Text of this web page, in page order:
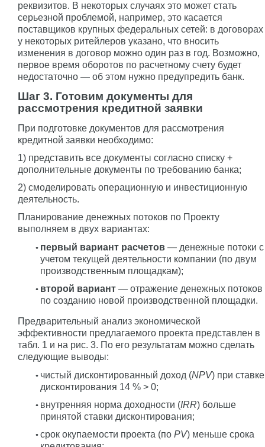
реквизитов. В некоторых случаях это может стать
серьезной проблемой, например, это касается
поставщиков крупных федеральных сетей: в договорах
у некоторых ритейлеров указано, что вносить
изменения в договор можно один раз в год. Возможно,
первое время оборотов по расчетному счету будет
недостаточно — об этом нужно предупредить банк.
Шаг 3. Готовим документы для
рассмотрения кредитной заявки
При подготовке документов для рассмотрения
кредитной заявки необходимо:
1) представить все документы согласно списку +
дополнительные документы по требованию банка;
2) смоделировать операционную и инвестиционную
деятельность.
Планирование денежных потоков по Проекту
выполняем в двух вариантах:
первый вариант расчетов — денежные потоки с
учетом текущей деятельности компании (по двум
производственным площадкам);
второй вариант — отражение денежных потоков
по созданию новой производственной площадки.
Предварительный анализ экономической
эффективности предлагаемого проекта представлен в
табл. 1 и на рис. 3. По его результатам можно сделать
следующие выводы:
чистый дисконтированный доход (NPV) при ставке
дисконтирования 14 % > 0;
внутренняя норма доходности (IRR) больше
принятой ставки дисконтирования;
срок окупаемости проекта (по PV) меньше срока